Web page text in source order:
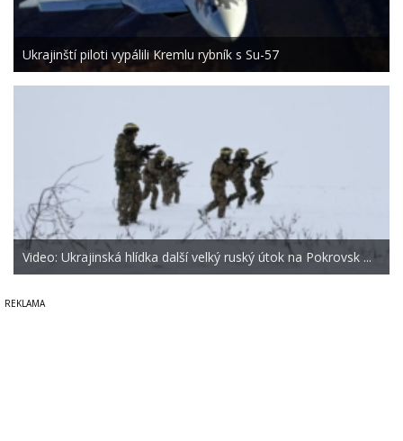
Ukrajinští piloti vypálili Kremlu rybník s Su-57
Video: Ukrajinská hlídka další velký ruský útok na Pokrovsk ...